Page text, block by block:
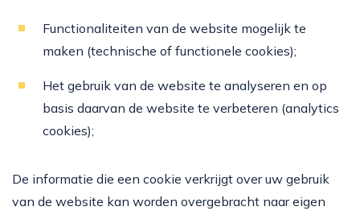
Functionaliteiten van de website mogelijk te
maken (technische of functionele cookies);
Het gebruik van de website te analyseren en op
basis daarvan de website te verbeteren (analytics
cookies);
De informatie die een cookie verkrijgt over uw gebruik
van de website kan worden overgebracht naar eigen